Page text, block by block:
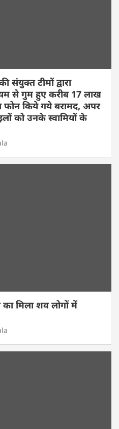
संयुक्त टीमों द्वारा
से गुम हुए करीब 17 लाख
किये गये बरामद, अपर
को उनके स्वामियों के
मिला शव लोगों में